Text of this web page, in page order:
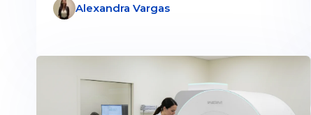
Alexandra Vargas